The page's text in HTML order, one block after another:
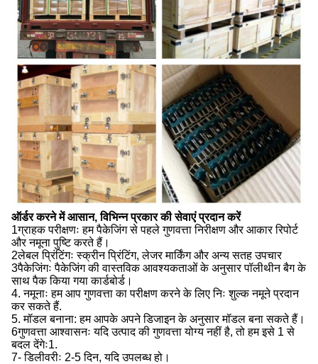
ऑर्डर करने में आसान, विभिन्न प्रकार की सेवाएं प्रदान करें
1ग्राहक परीक्षणः हम पैकेजिंग से पहले गुणवत्ता निरीक्षण और आकार रिपोर्ट
और नमूना पुष्टि करते हैं।
2लेबल प्रिंटिंगः स्क्रीन प्रिंटिंग, लेजर मार्किंग और अन्य सतह उपचार
3पैकेजिंगः पैकेजिंग की वास्तविक आवश्यकताओं के अनुसार पॉलीथीन बैग के
साथ पैक किया गया कार्डबोर्ड।
4. नमूनाः हम आप गुणवत्ता का परीक्षण करने के लिए निः शुल्क नमूने प्रदान
कर सकते हैं.
5. मॉडल बनाना: हम आपके अपने डिजाइन के अनुसार मॉडल बना सकते हैं।
6गुणवत्ता आश्वासनः यदि उत्पाद की गुणवत्ता योग्य नहीं है, तो हम इसे 1 से
बदल देंगेः1.
7- डिलीवरीः 2-5 दिन, यदि उपलब्ध हो।